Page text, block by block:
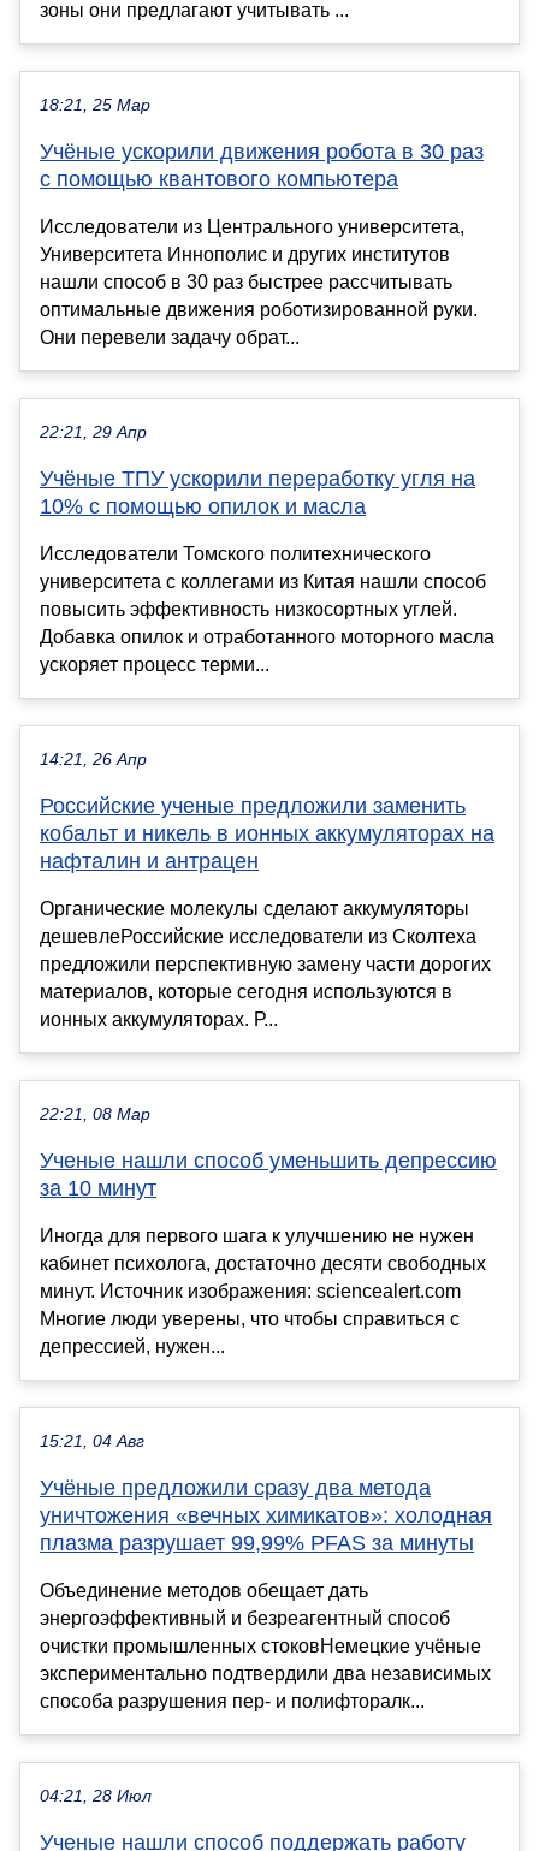
зоны они предлагают учитывать ...
18:21, 25 Мар
Учёные ускорили движения робота в 30 раз
с помощью квантового компьютера
Исследователи из Центрального университета,
Университета Иннополис и других институтов
нашли способ в 30 раз быстрее рассчитывать
оптимальные движения роботизированной руки.
Они перевели задачу обрат...
22:21, 29 Апр
Учёные ТПУ ускорили переработку угля на
10% с помощью опилок и масла
Исследователи Томского политехнического
университета с коллегами из Китая нашли способ
повысить эффективность низкосортных углей.
Добавка опилок и отработанного моторного масла
ускоряет процесс терми...
14:21, 26 Апр
Российские ученые предложили заменить
кобальт и никель в ионных аккумуляторах на
нафталин и антрацен
Органические молекулы сделают аккумуляторы
дешевлеРоссийские исследователи из Сколтеха
предложили перспективную замену части дорогих
материалов, которые сегодня используются в
ионных аккумуляторах. Р...
22:21, 08 Мар
Ученые нашли способ уменьшить депрессию
за 10 минут
Иногда для первого шага к улучшению не нужен
кабинет психолога, достаточно десяти свободных
минут. Источник изображения: sciencealert.com
Многие люди уверены, что чтобы справиться с
депрессией, нужен...
15:21, 04 Авг
Учёные предложили сразу два метода
уничтожения «вечных химикатов»: холодная
плазма разрушает 99,99% PFAS за минуты
Объединение методов обещает дать
энергоэффективный и безреагентный способ
очистки промышленных стоковНемецкие учёные
экспериментально подтвердили два независимых
способа разрушения пер- и полифторалк...
04:21, 28 Июл
Ученые нашли способ поддержать работу